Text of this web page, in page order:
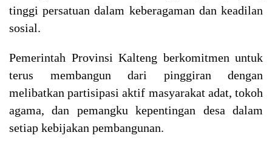
tinggi persatuan dalam keberagaman dan keadilan
sosial.
Pemerintah Provinsi Kalteng berkomitmen untuk
terus membangun dari pinggiran dengan
melibatkan partisipasi aktif masyarakat adat, tokoh
agama, dan pemangku kepentingan desa dalam
setiap kebijakan pembangunan.